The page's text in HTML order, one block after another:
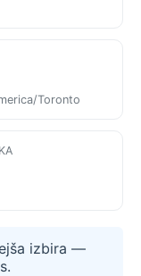
Toronto
izbira —